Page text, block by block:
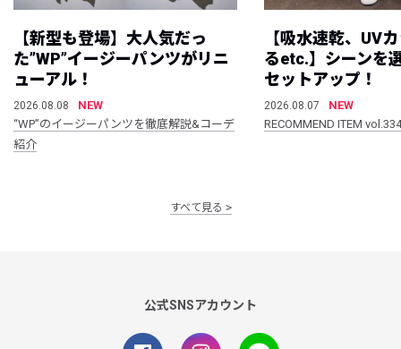
【新型も登場】大人気だっ
た”WP”イージーパンツがリニ
ューアル！
2026.08.08
NEW
“WP”のイージーパンツを徹底解説&コーデ
紹介
【吸水速乾、UV
るetc.】シーンを
セットアップ！
2026.08.07
NEW
RECOMMEND ITEM vol.334
すべて見る
公式SNSアカウント